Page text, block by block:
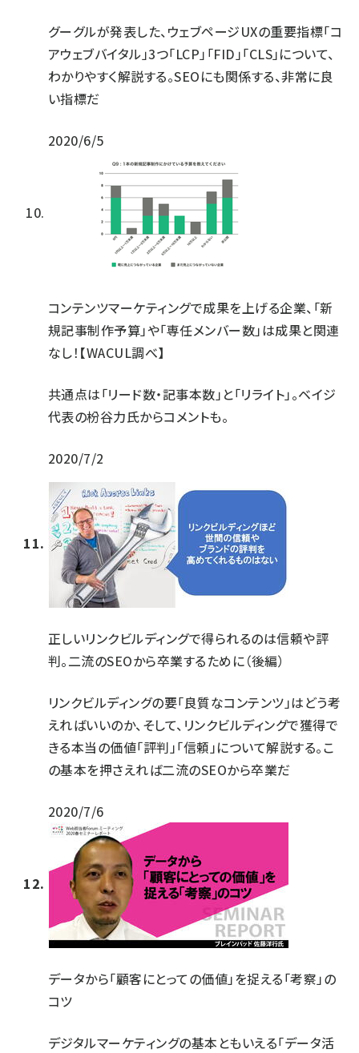
グーグルが発表した、ウェブページUXの重要指標「コ
アウェブバイタル」3つ「LCP」「FID」「CLS」について、
わかりやすく解説する。SEOにも関係する、非常に良
い指標だ
2020/6/5
コンテンツマーケティングで成果を上げる企業、「新
規記事制作予算」や「専任メンバー数」は成果と関連
なし！【WACUL調べ】
共通点は「リード数・記事本数」と「リライト」。ベイジ
代表の枌谷力氏からコメントも。
2020/7/2
正しいリンクビルディングで得られるのは信頼や評
判。二流のSEOから卒業するために（後編）
リンクビルディングの要「良質なコンテンツ」はどう考
えればいいのか、そして、リンクビルディングで獲得で
きる本当の価値「評判」「信頼」について解説する。こ
の基本を押さえれば二流のSEOから卒業だ
2020/7/6
データから「顧客にとっての価値」を捉える「考察」の
コツ
デジタルマーケティングの基本ともいえる「データ活